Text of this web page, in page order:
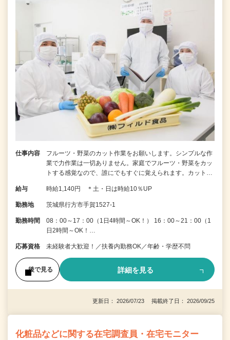
仕事内容
フルーツ・野菜のカット作業をお願いします。シンプルな作
業で力作業は一切ありません。家庭でフルーツ・野菜をカッ
トする感覚なので、誰にでもすぐに覚えられます。カット…
給与 時給1,140円 ＊土・日は時給10％UP
勤務地 茨城県行方市手賀1527-1
勤務時間
08：00～17：00（1日4時間～OK！） 16：00～21：00（1
日2時間～OK！…
応募資格 未経験者大歓迎！／扶養内勤務OK／年齢・学歴不問
後で見る 詳細を見る
更新日： 2026/07/23 掲載終了日： 2026/09/25
化粧品などに関する在宅調査員・在宅モニター